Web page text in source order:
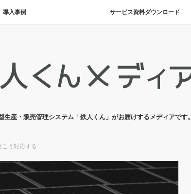
導入事例 サービス資料ダウンロード
生産・販売管理システム「鉄人くん」がお届けするメディアです。
う対応する